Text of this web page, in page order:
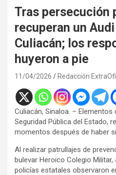
Tras persecución
recuperan un
Culiacán; los
huyeron a pie
11/04/2026 Redacción
Culiacán, Sinaloa. – Elementos
Seguridad Pública del Estado,
momentos después de haber
Al realizar patrullajes de
bulevar Heroico Colegio Militar,
policías estatales observaron